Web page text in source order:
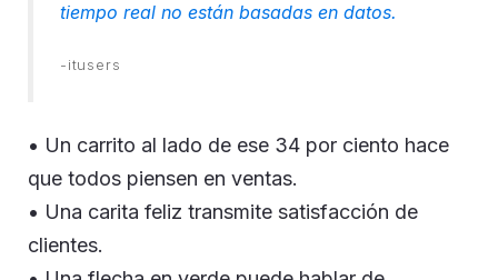
tiempo real no están basadas en datos.
-itusers
• Un carrito al lado de ese 34 por ciento hace
que todos piensen en ventas.
• Una carita feliz transmite satisfacción de
clientes.